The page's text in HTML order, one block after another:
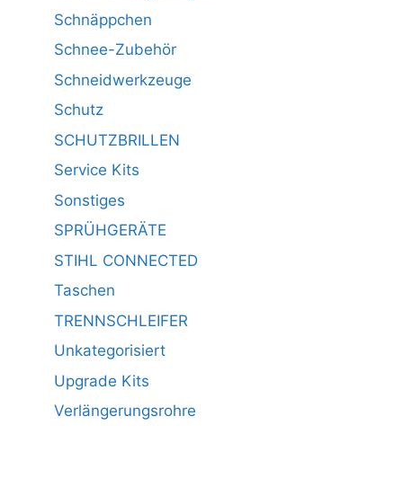
Schnäppchen
Schnee-Zubehör
Schneidwerkzeuge
Schutz
SCHUTZBRILLEN
Service Kits
Sonstiges
SPRÜHGERÄTE
STIHL CONNECTED
Taschen
TRENNSCHLEIFER
Unkategorisiert
Upgrade Kits
Verlängerungsrohre